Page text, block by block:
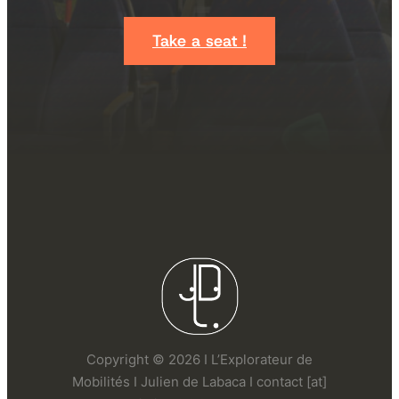
Take a seat !
Copyright © 2026 I L’Explorateur de
Mobilités I Julien de Labaca I contact [at]